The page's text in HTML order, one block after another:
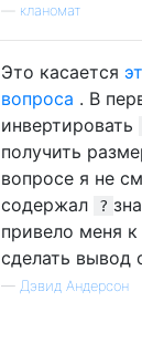
кланомат
Это касается
вопроса . В
инвертировать
получить
вопросе я не
содержал
?
привело меня
сделать вывод
— Дэвид Андерсон